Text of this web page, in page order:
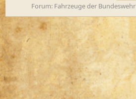
Forum: Fahrzeuge der Bundeswehr